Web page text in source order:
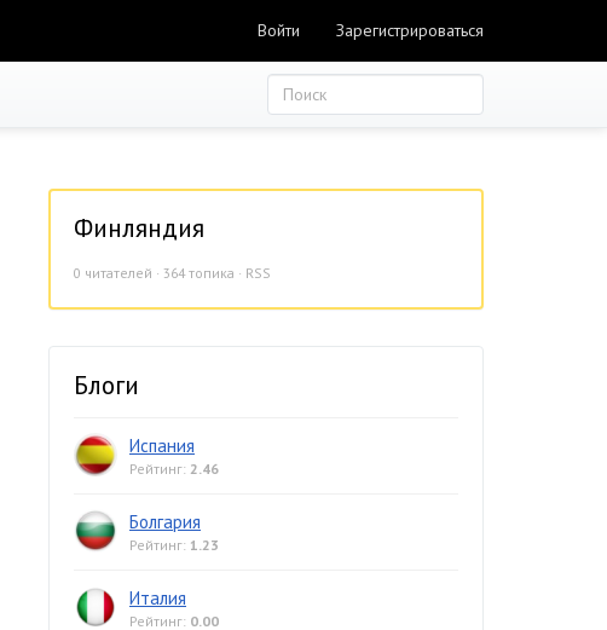
Войти Зарегистрироваться
Финляндия
0 читателей · 364 топика · RSS
Блоги
Испания
Рейтинг: 2.46
Болгария
Рейтинг: 1.23
Италия
Рейтинг: 0.00